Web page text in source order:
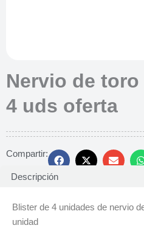
Nervio de
4 uds oferta
Compartir:
Descripción
Blister de 4 unidades de nervio
unidad